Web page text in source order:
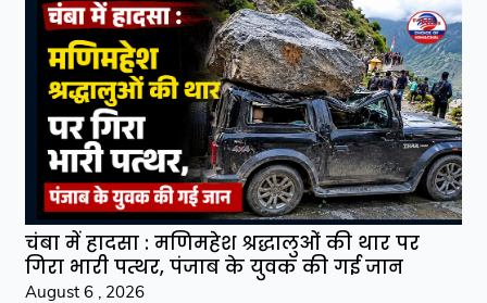
चंबा में हादसा : मणिमहेश श्रद्धालुओं की थार पर
गिरा भारी पत्थर, पंजाब के युवक की गई जान
August 6 , 2026